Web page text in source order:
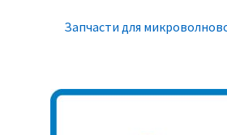
Запчасти для